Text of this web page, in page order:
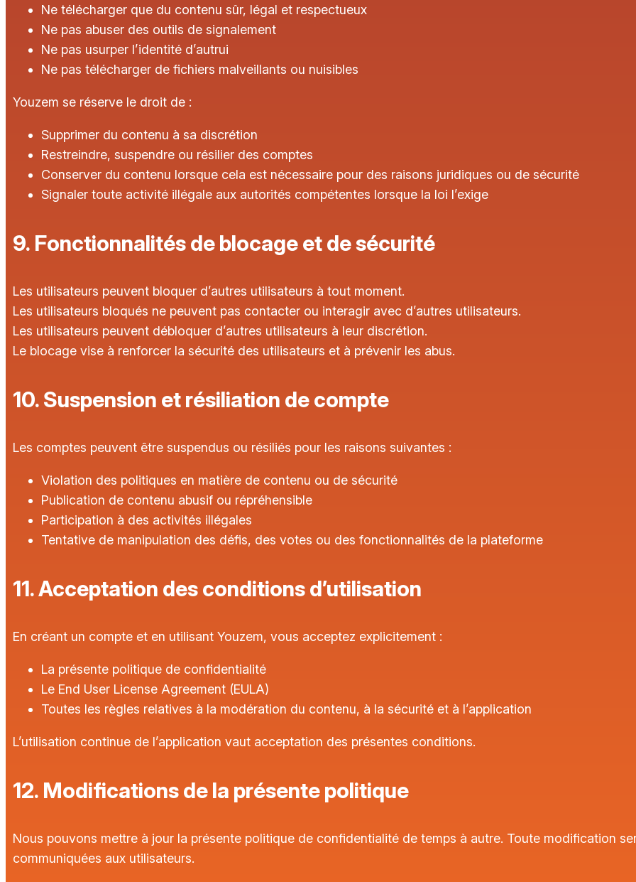
Ne télécharger que du contenu sûr, légal et respectueux
Ne pas abuser des outils de signalement
Ne pas usurper l’identité d’autrui
Ne pas télécharger de fichiers malveillants ou nuisibles
Youzem se réserve le droit de :
Supprimer du contenu à sa discrétion
Restreindre, suspendre ou résilier des comptes
Conserver du contenu lorsque cela est nécessaire pour des raisons juridiques ou de sécurité
Signaler toute activité illégale aux autorités compétentes lorsque la loi l’exige
9. Fonctionnalités de blocage et de sécurité
Les utilisateurs peuvent bloquer d’autres utilisateurs à tout moment.
Les utilisateurs bloqués ne peuvent pas contacter ou interagir avec d’autres utilisateurs.
Les utilisateurs peuvent débloquer d’autres utilisateurs à leur discrétion.
Le blocage vise à renforcer la sécurité des utilisateurs et à prévenir les abus.
10. Suspension et résiliation de compte
Les comptes peuvent être suspendus ou résiliés pour les raisons suivantes :
Violation des politiques en matière de contenu ou de sécurité
Publication de contenu abusif ou répréhensible
Participation à des activités illégales
Tentative de manipulation des défis, des votes ou des fonctionnalités de la plateforme
11. Acceptation des conditions d’utilisation
En créant un compte et en utilisant Youzem, vous acceptez explicitement :
La présente politique de confidentialité
Le End User License Agreement (EULA)
Toutes les règles relatives à la modération du contenu, à la sécurité et à l’application
L’utilisation continue de l’application vaut acceptation des présentes conditions.
12. Modifications de la présente politique
Nous pouvons mettre à jour la présente politique de confidentialité de temps à autre. Toute modification
communiquées aux utilisateurs.